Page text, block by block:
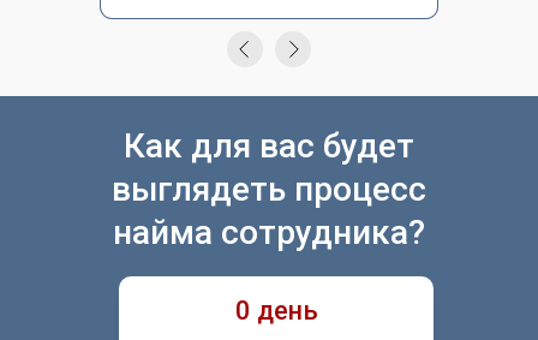
Как для вас будет
выглядеть процесс
найма сотрудника?
0 день